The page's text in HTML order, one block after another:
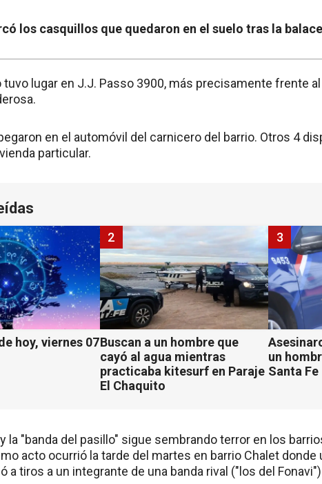
los casquillos que quedaron en el suelo tras la
tuvo lugar en J.J. Passo 3900, más precisamente frente
en el automóvil del carnicero del barrio. Otros 4
particular.
hoy, viernes 07Buscan a un hombre que
cayó al agua mientras
practicaba kitesurf en Paraje
El Chaquito
2
un
Santa Fe
3
la "banda del pasillo" sigue sembrando terror en los
acto ocurrió la tarde del martes en barrio Chalet
a tiros a un integrante de una banda rival ("los del